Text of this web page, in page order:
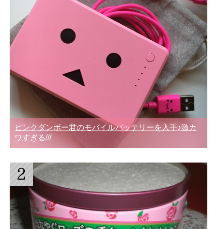
ピンクダンボー君のモバイルバッテリーを入手♪激カ
ワすぎる///